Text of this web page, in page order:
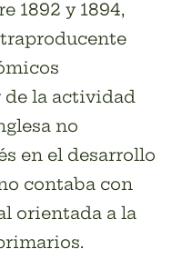
1892 y 1894,
de la actividad
no
en el desarrollo
contaba con
orientada a la